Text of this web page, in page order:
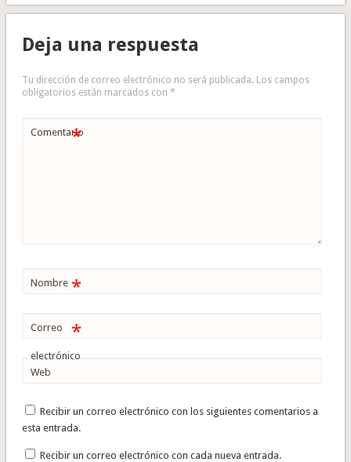
Deja una respuesta
Tu dirección de correo electrónico no será publicada. Los campos
obligatorios están marcados con *
Comentario
*
Nombre *
Correo
electrónico
*
Web
Recibir un correo electrónico con los siguientes comentarios a
esta entrada.
Recibir un correo electrónico con cada nueva entrada.